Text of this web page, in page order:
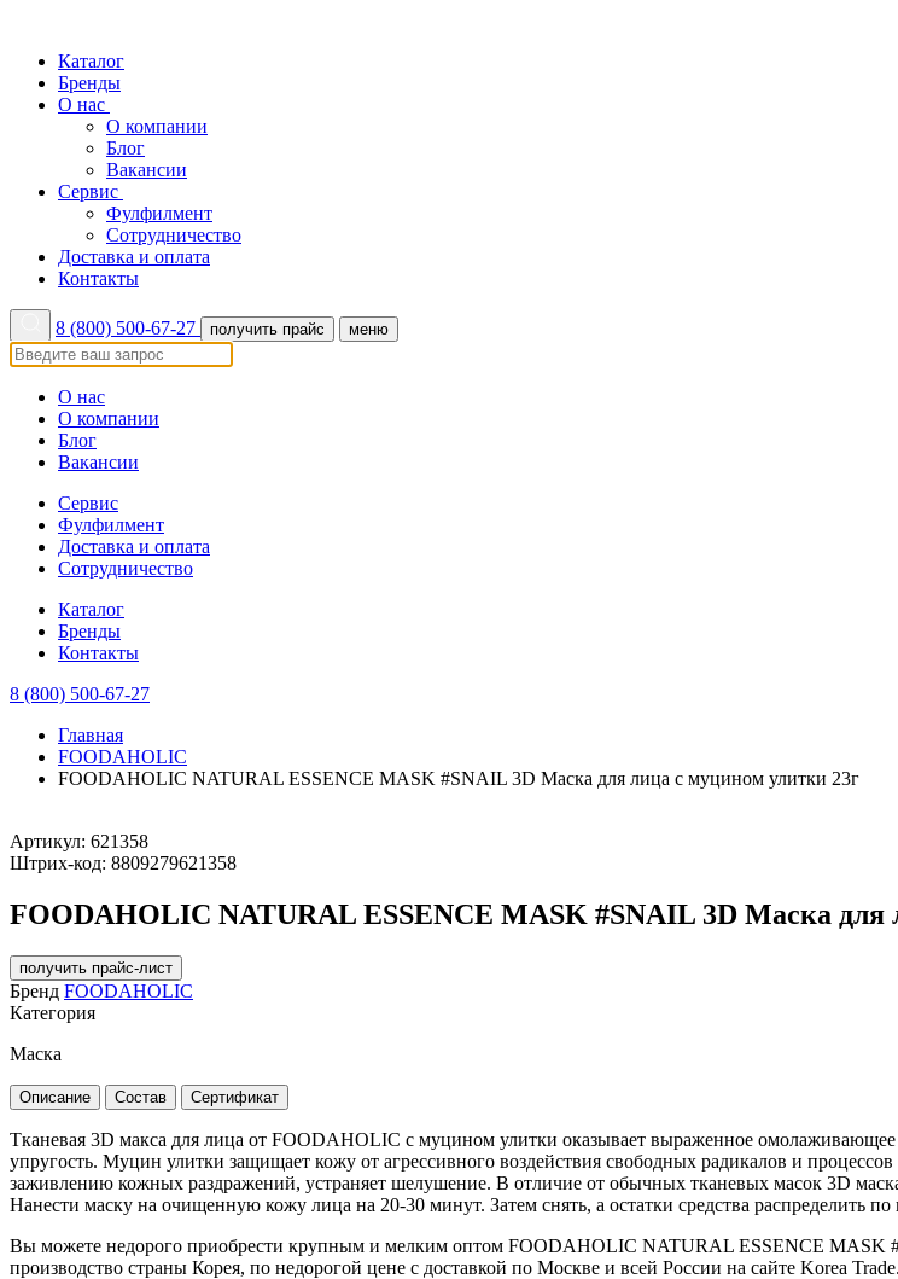
Каталог
Бренды
О нас
О компании
Блог
Вакансии
Сервис
Фулфилмент
Сотрудничество
Доставка и оплата
Контакты
8 (800) 500-67-27 получить прайс меню
О нас
О компании
Блог
Вакансии
Сервис
Фулфилмент
Доставка и оплата
Сотрудничество
Каталог
Бренды
Контакты
8 (800) 500-67-27
Главная
FOODAHOLIC
FOODAHOLIC NATURAL ESSENCE MASK #SNAIL 3D Маска для лица с муцином улитки 23г
Артикул: 621358
Штрих-код: 8809279621358
FOODAHOLIC NATURAL ESSENCE MASK #SNAIL 3D Маска для
получить прайс-лист
Бренд FOODAHOLIC
Категория
Маска
Описание Состав Сертификат
Тканевая 3D макса для лица от FOODAHOLIC с муцином улитки оказывает выраженное омолаживающее
упругость. Муцин улитки защищает кожу от агрессивного воздействия свободных радикалов и
заживлению кожных раздражений, устраняет шелушение. В отличие от обычных тканевых масок 3D
Нанести маску на очищенную кожу лица на 20-30 минут. Затем снять, а остатки средства распределить
Вы можете недорого приобрести крупным и мелким оптом FOODAHOLIC NATURAL ESSENCE MASK
производство страны Корея, по недорогой цене с доставкой по Москве и всей России на сайте Korea